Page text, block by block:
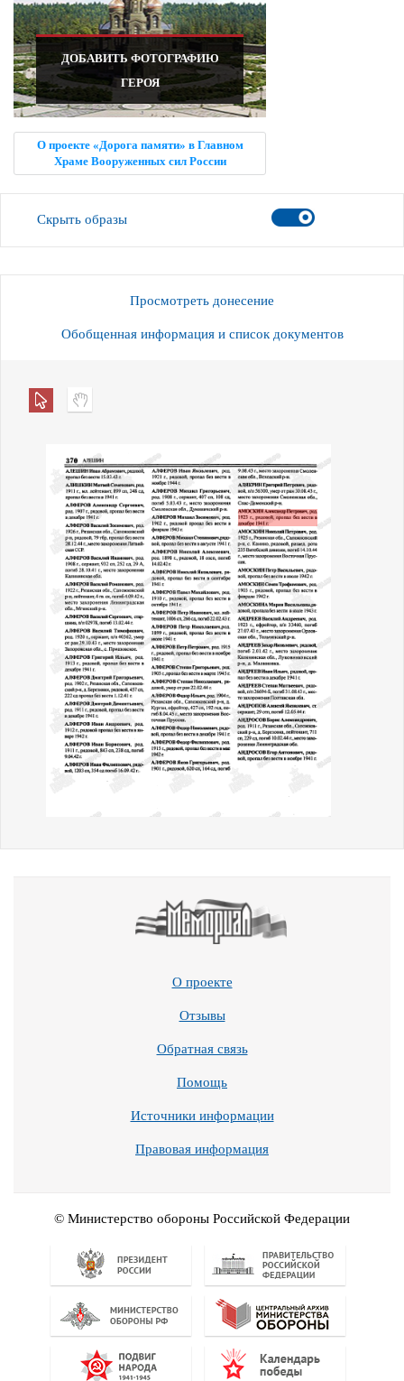
ДОБАВИТЬ ФОТОГРАФИЮ
ГЕРОЯ
О проекте «Дорога памяти» в Главном
Храме Вооруженных сил России
Скрыть образы
Просмотреть донесение
Обобщенная информация и список документов
О проекте
Отзывы
Обратная связь
Помощь
Источники информации
Правовая информация
© Министерство обороны Российской Федерации